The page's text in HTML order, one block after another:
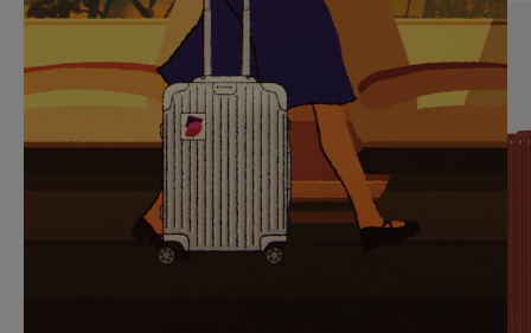
SUR
POUR
METTRE
PAUSE
VEUILLEZ
CLIQUER
POUR
RÉACTIVER
LE
SON